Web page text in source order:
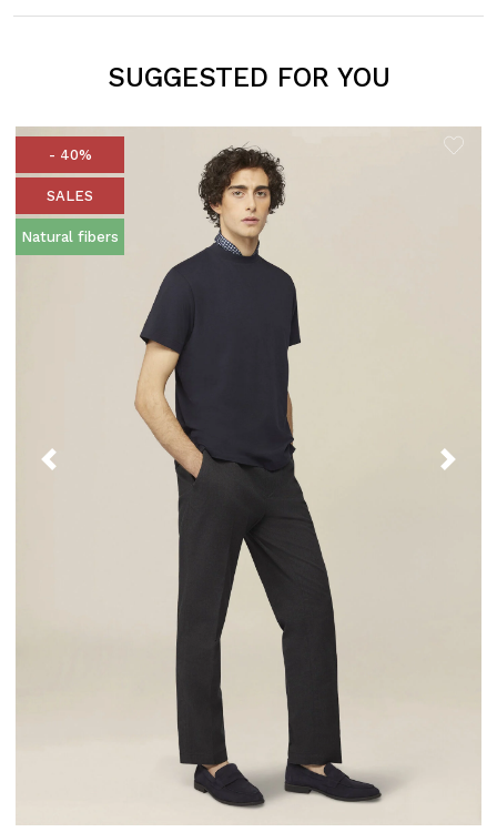
SUGGESTED FOR YOU
- 40%
SALES
Natural fibers